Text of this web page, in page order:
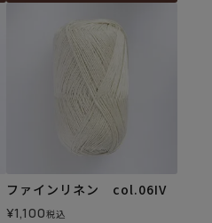
ファインリネン col.06IV
¥1,100税込